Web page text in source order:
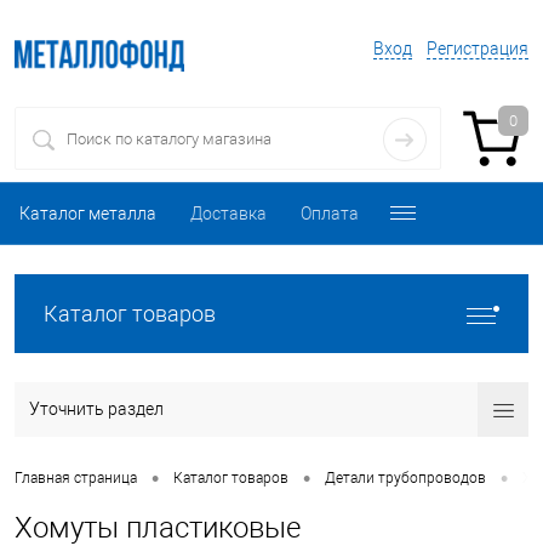
Вход Регистрация
0
Каталог металла Доставка Оплата
Каталог товаров
Уточнить раздел
Главная страница • Каталог товаров • Детали трубопроводов •
Хомуты пластиковые